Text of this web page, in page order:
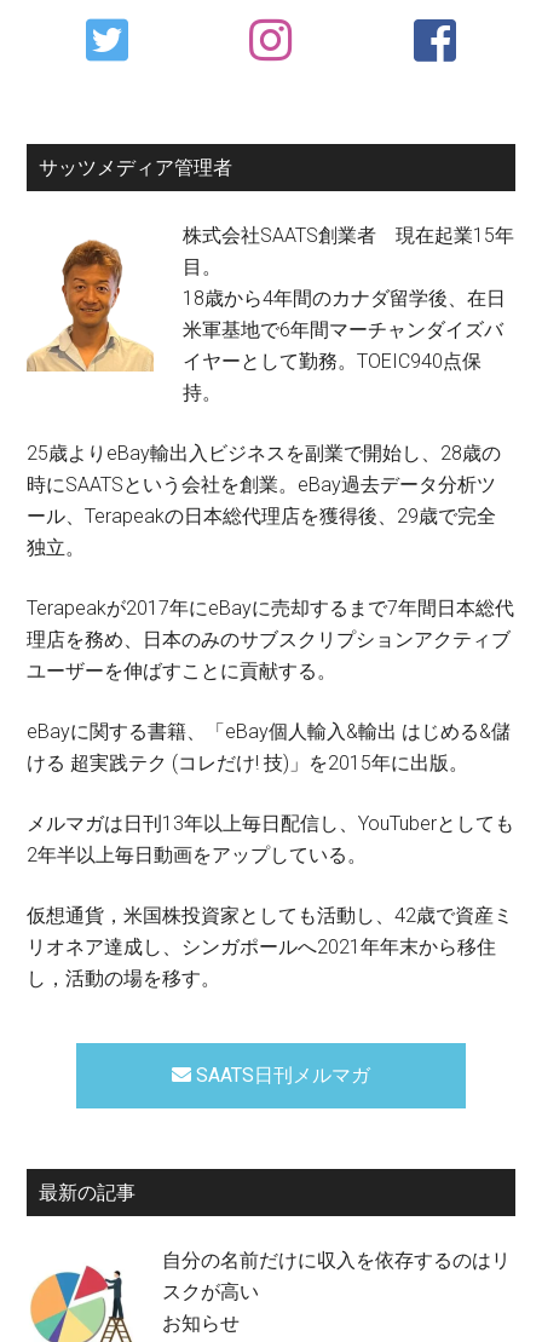
Primary
Sidebar
サッツメディア管理者
株式会社SAATS創業者 現在起業15年
目。
18歳から4年間のカナダ留学後、在日
米軍基地で6年間マーチャンダイズバ
イヤーとして勤務。TOEIC940点保
持。
25歳よりeBay輸出入ビジネスを副業で開始し、28歳の
時にSAATSという会社を創業。eBay過去データ分析ツ
ール、Terapeakの日本総代理店を獲得後、29歳で完全
独立。
Terapeakが2017年にeBayに売却するまで7年間日本総代
理店を務め、日本のみのサブスクリプションアクティブ
ユーザーを伸ばすことに貢献する。
eBayに関する書籍、「eBay個人輸入&輸出 はじめる&儲
ける 超実践テク (コレだけ! 技)」を2015年に出版。
メルマガは日刊13年以上毎日配信し、YouTuberとしても
2年半以上毎日動画をアップしている。
仮想通貨，米国株投資家としても活動し、42歳で資産ミ
リオネア達成し、シンガポールへ2021年年末から移住
し，活動の場を移す。
SAATS日刊メルマガ
最新の記事
自分の名前だけに収入を依存するのはリ
スクが高い
お知らせ